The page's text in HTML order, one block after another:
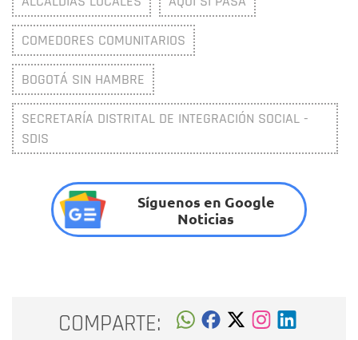
COMEDORES COMUNITARIOS
BOGOTÁ SIN HAMBRE
SECRETARÍA DISTRITAL DE INTEGRACIÓN SOCIAL -
SDIS
Síguenos en Google
Noticias
COMPARTE: